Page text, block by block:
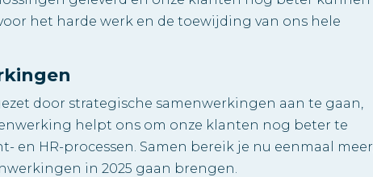
het harde werk en de toewijding van ons hele
door strategische samenwerkingen aan te gaan,
helpt ons om onze klanten nog beter te
HR-processen. Samen bereik je nu eenmaal meer,
in 2025 gaan brengen.